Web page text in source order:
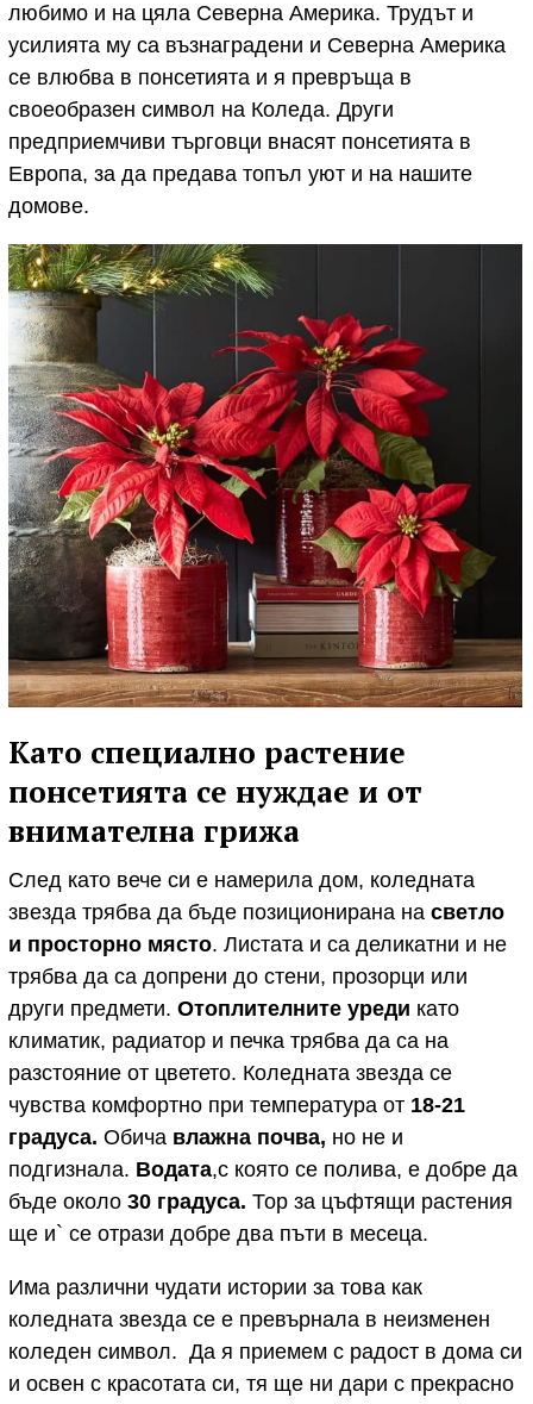
любимо и на цяла Северна Америка. Трудът и
усилията му са възнаградени и Северна Америка
се влюбва в понсетията и я превръща в
своеобразен символ на Коледа. Други
предприемчиви търговци внасят понсетията в
Европа, за да предава топъл уют и на нашите
домове.
Като специално растение
понсетията се нуждае и от
внимателна грижа
След като вече си е намерила дом, коледната
звезда трябва да бъде позиционирана на светло
и просторно място. Листата и са деликатни и не
трябва да са допрени до стени, прозорци или
други предмети. Отоплителните уреди като
климатик, радиатор и печка трябва да са на
разстояние от цветето. Коледната звезда се
чувства комфортно при температура от 18-21
градуса. Обича влажна почва, но не и
подгизнала. Водата,с която се полива, е добре да
бъде около 30 градуса. Тор за цъфтящи растения
ще и` се отрази добре два пъти в месеца.
Има различни чудати истории за това как
коледната звезда се е превърнала в неизменен
коледен символ. Да я приемем с радост в дома си
и освен с красотата си, тя ще ни дари с прекрасно